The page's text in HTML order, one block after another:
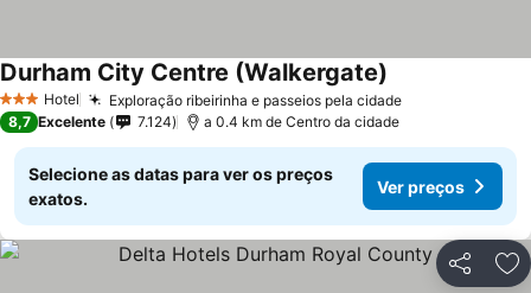
3 EstrelasHotel Exploração ribeirinha e passeios pela cidade
Durham City Centre (Walkergate)
8,7 Excelente 7.124 a 0.4 km de Centro da cidade
Selecione as datas para ver os preços
exatos.
Ver preços
Partilhar